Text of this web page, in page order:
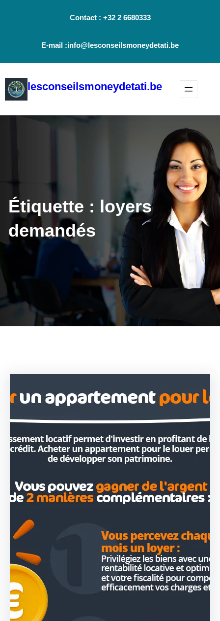
Contact : +32 2 6680333
E-mail :info@lesconseilsmoneydetati.be
lesconseilsmoneydetati.be
Étiquette : loyers
demandés